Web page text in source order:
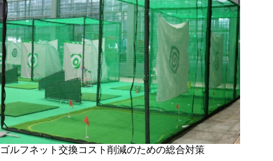
ゴルフネット交換コスト削減のための総合対策